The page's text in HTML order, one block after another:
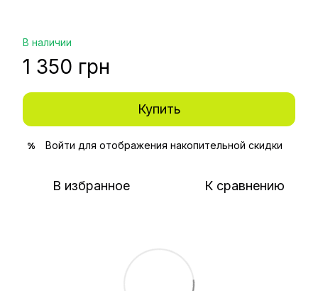
В наличии
1 350 грн
Купить
% Войти для отображения накопительной скидки
В избранное К сравнению